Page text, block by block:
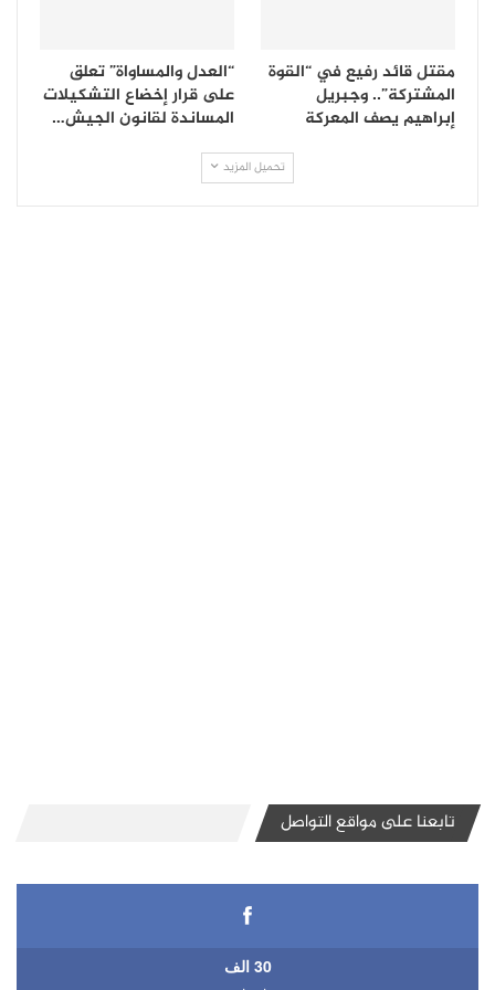
مقتل قائد رفيع في “القوة
المشتركة”.. وجبريل
إبراهيم يصف المعركة
“العدل والمساواة” تعلق
على قرار إخضاع التشكيلات
المساندة لقانون الجيش…
تحميل المزيد
تابعنا على مواقع التواصل
30 الف